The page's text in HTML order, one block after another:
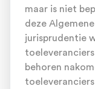
maar is niet
deze
jurisprudentie
behoren